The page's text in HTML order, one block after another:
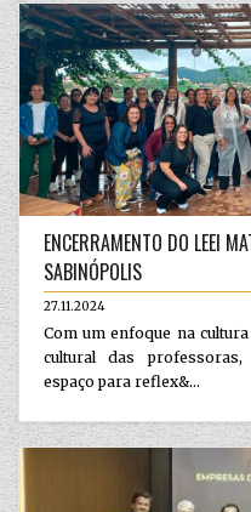
ENCERRAMENTO DO LEEI
SABINÓPOLIS
27.11.2024
Com um enfoque na
cultural das
espaço para reflex&...